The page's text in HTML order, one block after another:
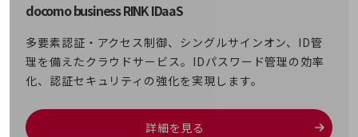
教育
モビリティ
製造・建設業
docomo business RINK IDaaS
多要素認証・アクセス制御、シングルサインオン、ID管
理を備えたクラウドサービス。IDパスワード管理の効率
化、認証セキュリティの強化を実現します。
詳細を見る